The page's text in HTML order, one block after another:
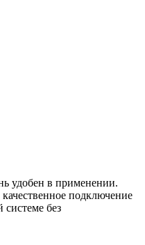
удобен в применении.
подключение
без